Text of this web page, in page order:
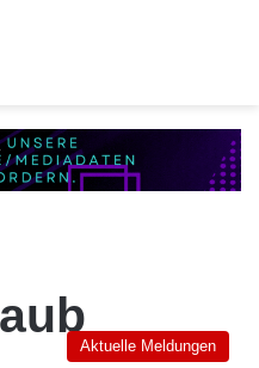
Aktuelle Meldungen